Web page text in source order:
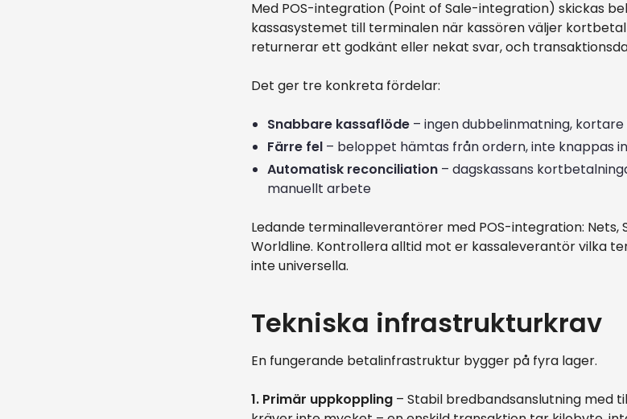
Med POS-integration (Point of Sale-integration) skickas
kassasystemet till terminalen när kassören väljer
returnerar ett godkänt eller nekat svar, och
Det ger tre konkreta fördelar:
Snabbare kassaflöde – ingen dubbelinmatning,
Färre fel – beloppet hämtas från ordern, inte knappas
Automatisk reconciliation – dagskassans
manuellt arbete
Ledande terminalleverantörer med POS-integration: Nets,
Worldline. Kontrollera alltid mot er kassaleverantör vilka
inte universella.
Tekniska infrastrukturkrav
En fungerande betalinfrastruktur bygger på fyra lager.
1. Primär uppkoppling – Stabil bredbandsanslutning med